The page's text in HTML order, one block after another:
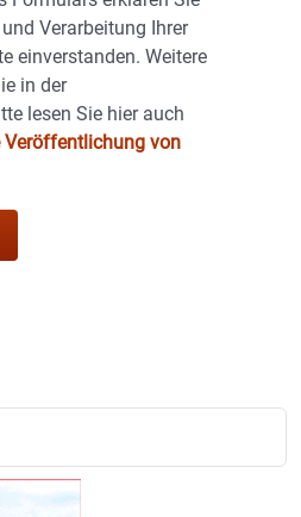
Verarbeitung Ihrer
einverstanden. Weitere
in der
lesen Sie hier auch
Veröffentlichung von